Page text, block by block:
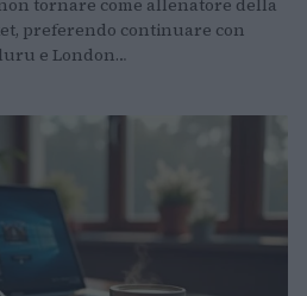
preferendo continuare con
e London…